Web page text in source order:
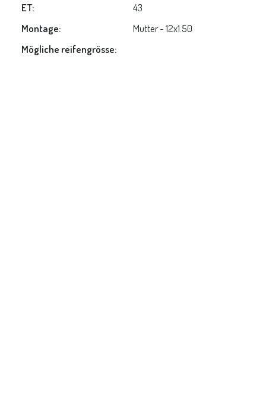
ET:
43
Montage:
Mutter - 12x1.50
Mögliche reifengrösse: